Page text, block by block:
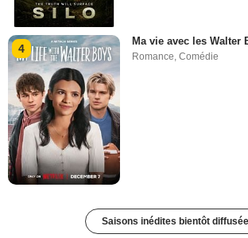
4
Ma vie avec les Walter
Romance ,Comédie
Saisons inédites bientôt